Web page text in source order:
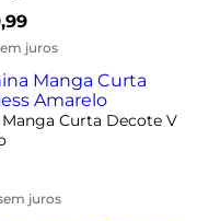
juros
Curta Decote V
juros